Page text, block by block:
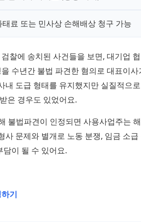
태료 또는 민사상 손해배상 청구 가능
찰에 송치된 사건들을 보면, 대기업
수년간 불법 파견한 혐의로 대표이
내 도급 형태를 유지했지만 실질적으
은 경우도 있었어요.
불법파견이 인정되면 사용사업주는
사 문제와 별개로 노동 분쟁, 임금 소
이 될 수 있어요.
기